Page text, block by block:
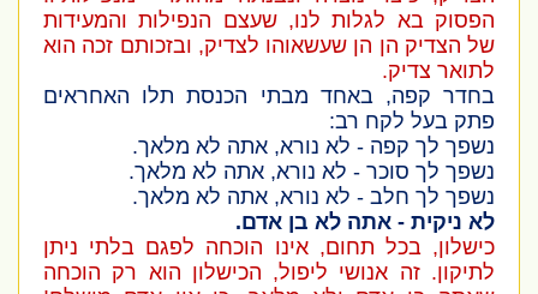
הפסוק בא לגלות לנו, שעצם הנפילות והמעידות
של הצדיק הן הן שעשאוהו לצדיק, ובזכותם זכה הוא
לתואר צדיק.
בחדר קפה, באחד מבתי הכנסת תלו האחראים
פתק בעל לקח רב:
נשפך לך קפה - לא נורא, אתה לא מלאך.
נשפך לך סוכר - לא נורא, אתה לא מלאך.
נשפך לך חלב - לא נורא, אתה לא מלאך.
לא ניקית - אתה לא בן אדם.
כישלון, בכל תחום, אינו הוכחה לפגם בלתי ניתן
לתיקון. זה אנושי ליפול, הכישלון הוא רק הוכחה